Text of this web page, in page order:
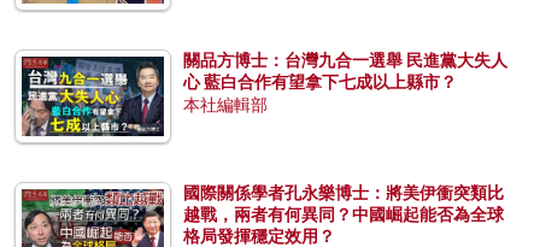
關品方博士：台灣九合一選舉 民進黨大失人
心 藍白合作有望拿下七成以上縣市？
本社編輯部
國際關係學者孔永樂博士：將美伊衝突類比
越戰，兩者有何異同？中國崛起能否為全球
格局發揮穩定效用？